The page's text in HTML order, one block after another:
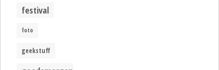
festival
foto
geekstuff